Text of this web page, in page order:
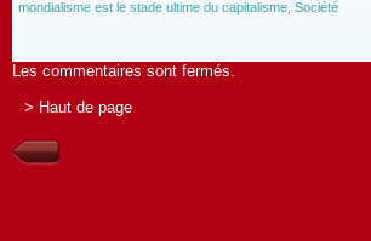
mondialisme est le stade ultime du capitalisme Société
Les commentaires sont fermés.
> Haut de page